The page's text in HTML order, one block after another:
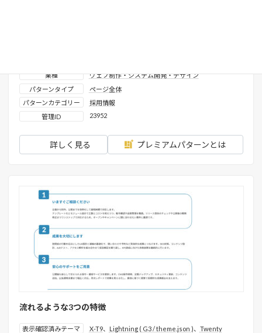
業種
ウェブ制作・システム開発・デザイン
パターンタイプ
ページ全体
パターンカテゴリー
採用情報
管理ID
23952
詳しく見る プレミアムパターンとは
流れるような3つの特徴
表示確認済みテーマ X-T9、 Lightning ( G3 / theme.json )、 Twenty